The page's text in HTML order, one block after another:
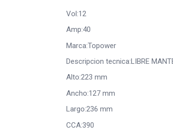
Vol:12
Amp:40
Marca:Topower
Descripcion tecnica:LIBRE
Alto:223 mm
Ancho:127 mm
Largo:236 mm
CCA:390